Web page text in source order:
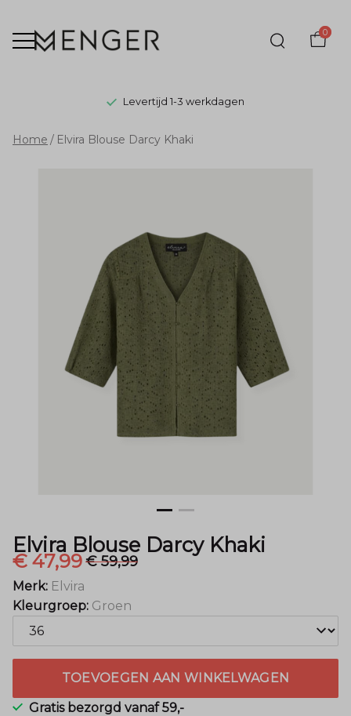
0
Levertijd 1-3 werkdagen
Elvira
Khaki
Menger
Mode
Home Elvira Blouse Darcy Khaki
Elvira Blouse Darcy Khaki
€ 47,99€ 59,99
Merk: Elvira
Kleurgroep: Groen
TOEVOEGEN AAN WINKELWAGEN
Gratis bezorgd vanaf 59,-